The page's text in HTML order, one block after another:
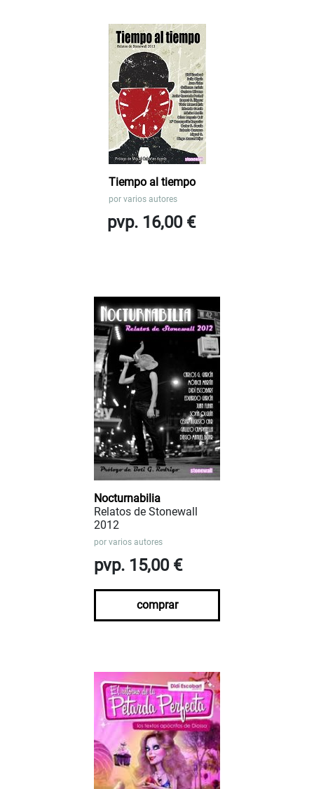
Tiempo al tiempo
por varios autores
pvp. 16,00 €
Nocturnabilia
Relatos de Stonewall
2012
por varios autores
pvp. 15,00 €
comprar